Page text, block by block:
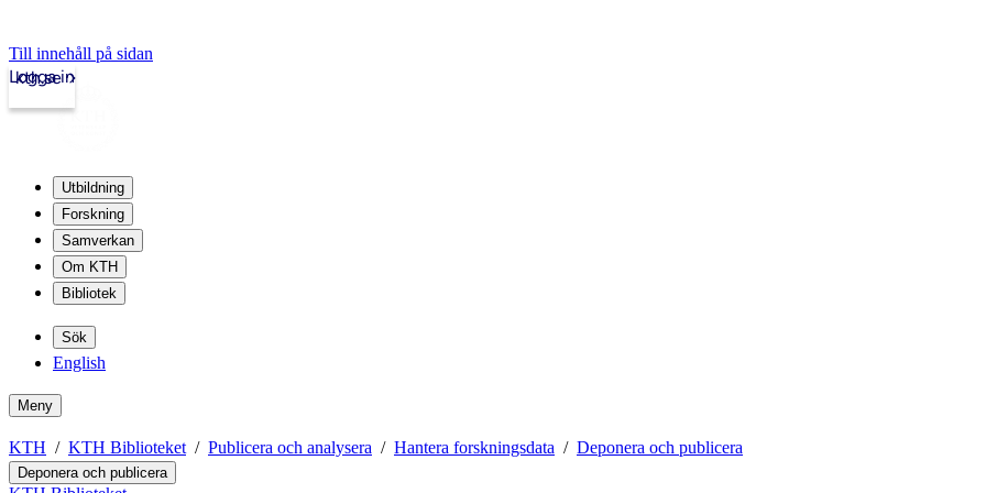
Till innehåll på sidan
kth.se
Logga in
Utbildning
Forskning
Samverkan
Om KTH
Bibliotek
Sök
English
Meny
KTH KTH Biblioteket Publicera och analysera Hantera forskningsdata Deponera och publicera
Deponera och publicera